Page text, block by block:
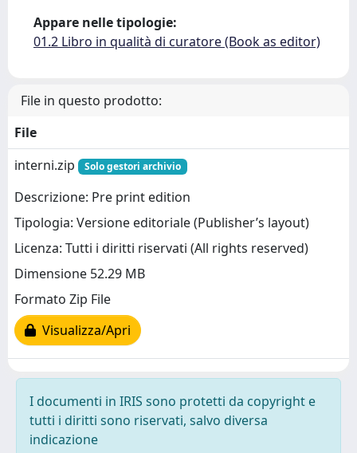
Appare nelle tipologie:
01.2 Libro in qualità di curatore (Book as editor)
File in questo prodotto:
File
interni.zip
Solo gestori archivio
Descrizione: Pre print edition
Tipologia: Versione editoriale (Publisher’s layout)
Licenza: Tutti i diritti riservati (All rights reserved)
Dimensione 52.29 MB
Formato Zip File
Visualizza/Apri
I documenti in IRIS sono protetti da copyright e
tutti i diritti sono riservati, salvo diversa
indicazione